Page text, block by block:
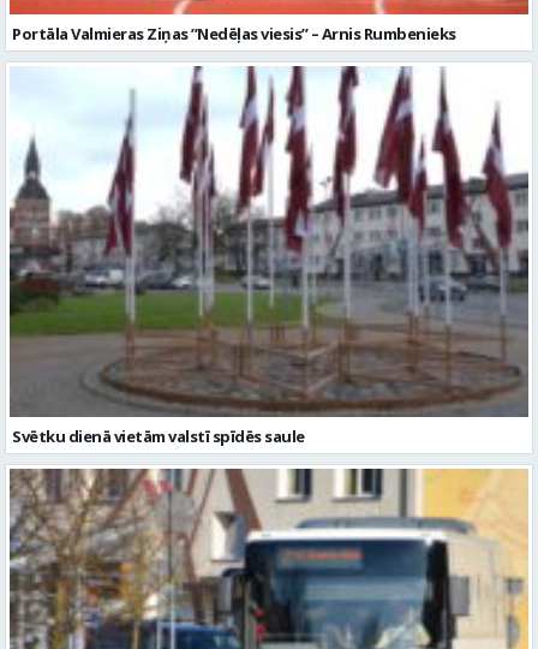
Portāla Valmieras Ziņas ’’Nedēļas viesis’’ – Arnis Rumbenieks
Svētku dienā vietām valstī spīdēs saule